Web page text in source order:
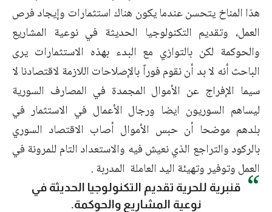
هذا المناخ يتحسن عندما يكون هناك استثمارات وإيجاد فرص
العمل، وتقديم التكنولوجيا الحديثة في نوعية المشاريع
والحوكمة لكن بالتوازي مع البدء بهذه الاستثمارات يرى
الباحث أنه لا بد أن نقوم فوراً بالإصلاحات اللازمة لاقتصادنا لا
سيما الإفراج عن الأموال المجمدة في المصارف السورية
ليساهم السوريون ايضا ورجال الأعمال في الاستثمار في
بلدهم موضحا أن حبس الأموال أصاب الاقتصاد السوري
بالركود والتراجع الذي نعيش فيه والاستعداد التام للمرونة في
العمل وتوفير وتهيئة اليد العاملة المدربة .
قنبرية للحرية تقديم التكنولوجيا الحديثة في
نوعية المشاريع والحوكمة.